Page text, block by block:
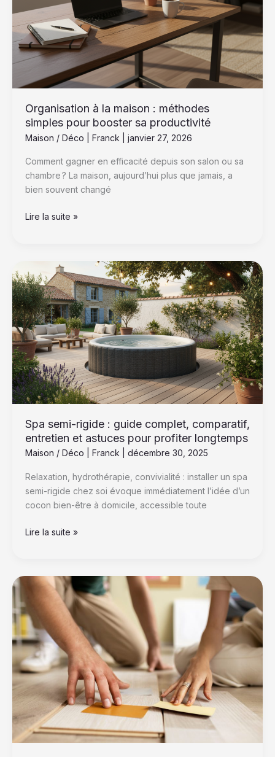
Organisation à la maison : méthodes
simples pour booster sa productivité
Maison / Déco Franck janvier 27, 2026
Comment gagner en efficacité depuis son salon ou sa
chambre ? La maison, aujourd’hui plus que jamais, a
bien souvent changé
méthodes
simples
pour
Lire la suite »
Spa semi-rigide : guide complet, comparatif,
entretien et astuces pour profiter longtemps
Maison / Déco Franck décembre 30, 2025
Relaxation, hydrothérapie, convivialité : installer un spa
semi-rigide chez soi évoque immédiatement l’idée d’un
cocon bien-être à domicile, accessible toute
semi-
rigide
:
guide
complet,
comparatif,
entretien
et
astuces
profiter
longtemps
Lire la suite »
Cuisine,
de
bain,
chambre
quel
type
de
sol
est
le